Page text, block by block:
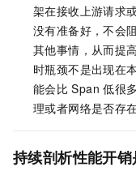
架在接收上游请求
没有准备好，不会
其他事情，从而提
时瓶颈不是出现在
能会比 Span 低很
理或者网络是否存在
持续剖析性能开